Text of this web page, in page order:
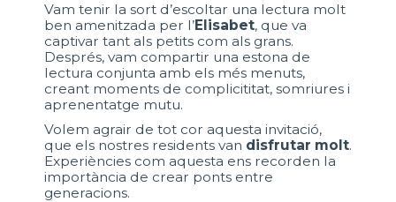
Vam tenir la sort d’escoltar una lectura molt
ben amenitzada per l’Elisabet, que va
captivar tant als petits com als grans.
Després, vam compartir una estona de
lectura conjunta amb els més menuts,
creant moments de complicititat, somriures i
aprenentatge mutu.
Volem agrair de tot cor aquesta invitació,
que els nostres residents van disfrutar molt.
Experiències com aquesta ens recorden la
importància de crear ponts entre
generacions.